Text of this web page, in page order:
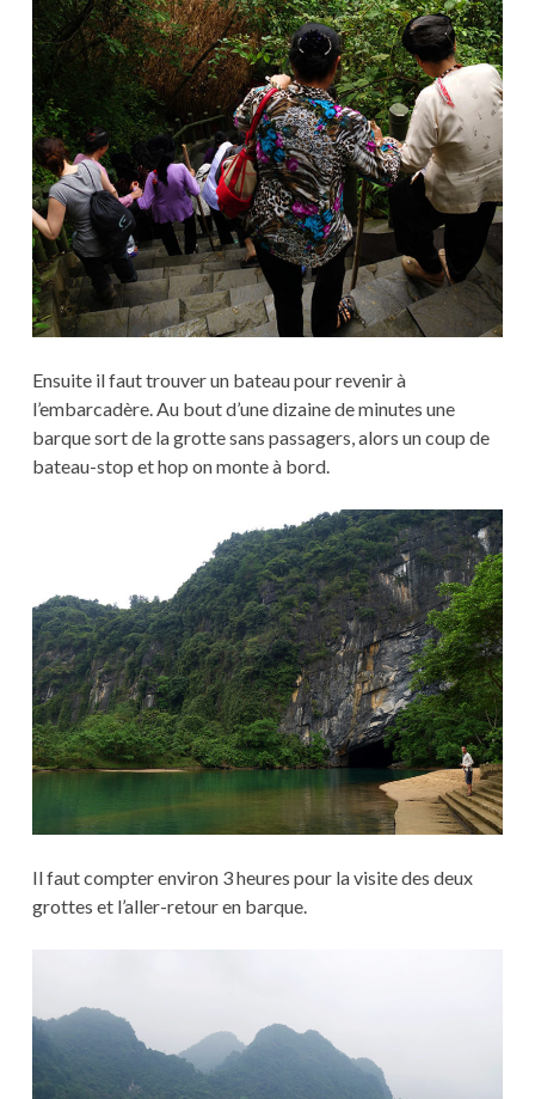
Ensuite il faut trouver un bateau pour revenir à
l’embarcadère. Au bout d’une dizaine de minutes une
barque sort de la grotte sans passagers, alors un coup de
bateau-stop et hop on monte à bord.
Il faut compter environ 3 heures pour la visite des deux
grottes et l’aller-retour en barque.